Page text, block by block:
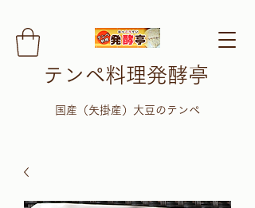
テンペ料理発酵亭
​国産（矢掛産）大豆のテンペ